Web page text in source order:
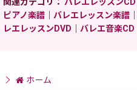
ピアノ楽譜
バレエレッスン楽譜
レエレッスンDVD
バレエ音楽CD
ホーム